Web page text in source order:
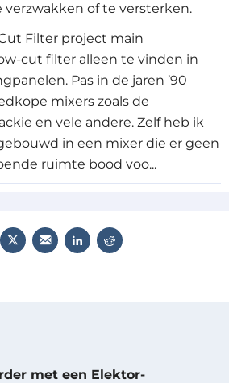
of te versterken.
cut filter alleen te vinden in
Pas in de jaren ’90
mixers zoals de
en vele andere. Zelf heb ik
in een mixer die er geen
ruimte bood voo...
met een Elektor-